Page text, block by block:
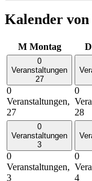
Kalender
M Montag D
0
Veranstaltungen
27
0
Veranstaltungen,
27
0
28
0
Veranstaltungen
3
0
Veranstaltungen,
3
0
4